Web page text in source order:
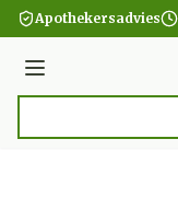
Ga naar de inhoud
Apothekersadvies
Menu